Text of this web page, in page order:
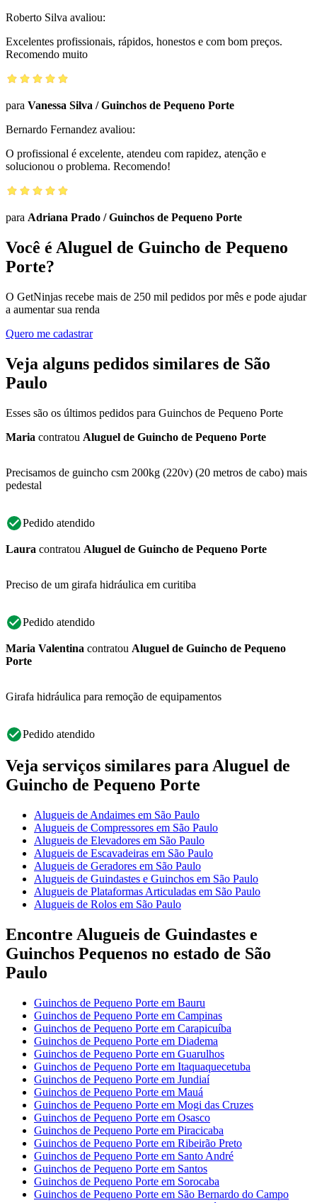
Roberto Silva avaliou:
Excelentes profissionais, rápidos, honestos e com bom preços.
Recomendo muito
para Vanessa Silva /Guinchos de Pequeno Porte
Bernardo Fernandez avaliou:
O profissional é excelente, atendeu com rapidez, atenção e
solucionou o problema. Recomendo!
para Adriana Prado /Guinchos de Pequeno Porte
Você é Aluguel de Guincho de Pequeno
Porte?
O GetNinjas recebe mais de 250 mil pedidos por mês e pode ajudar
a aumentar sua renda
Quero me cadastrar
Veja alguns pedidos similares de São
Paulo
Esses são os últimos pedidos para Guinchos de Pequeno Porte
Maria contratou Aluguel de Guincho de Pequeno Porte
Precisamos de guincho csm 200kg (220v) (20 metros de cabo) mais
pedestal
Pedido atendido
Laura contratou Aluguel de Guincho de Pequeno Porte
Preciso de um girafa hidráulica em curitiba
Pedido atendido
Maria Valentina contratou Aluguel de Guincho de Pequeno
Porte
Girafa hidráulica para remoção de equipamentos
Pedido atendido
Veja serviços similares para Aluguel de
Guincho de Pequeno Porte
Alugueis de Andaimes em São Paulo
Alugueis de Compressores em São Paulo
Alugueis de Elevadores em São Paulo
Alugueis de Escavadeiras em São Paulo
Alugueis de Geradores em São Paulo
Alugueis de Guindastes e Guinchos em São Paulo
Alugueis de Plataformas Articuladas em São Paulo
Alugueis de Rolos em São Paulo
Encontre Alugueis de Guindastes e
Guinchos Pequenos no estado de São
Paulo
Guinchos de Pequeno Porte em Bauru
Guinchos de Pequeno Porte em Campinas
Guinchos de Pequeno Porte em Carapicuíba
Guinchos de Pequeno Porte em Diadema
Guinchos de Pequeno Porte em Guarulhos
Guinchos de Pequeno Porte em Itaquaquecetuba
Guinchos de Pequeno Porte em Jundiaí
Guinchos de Pequeno Porte em Mauá
Guinchos de Pequeno Porte em Mogi das Cruzes
Guinchos de Pequeno Porte em Osasco
Guinchos de Pequeno Porte em Piracicaba
Guinchos de Pequeno Porte em Ribeirão Preto
Guinchos de Pequeno Porte em Santo André
Guinchos de Pequeno Porte em Santos
Guinchos de Pequeno Porte em Sorocaba
Guinchos de Pequeno Porte em São Bernardo do Campo